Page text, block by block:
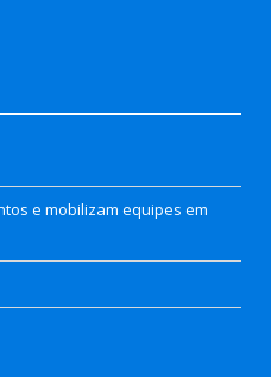
e mobilizam equipes em